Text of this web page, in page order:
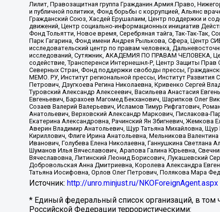
Лилит, Правозащитная группа Гражданин.Армия.Право,
и публичной политики, Фонд борьбы с коррупцией, Альянс
Гражданский Союз, Хасдей Ерушалаим, Центр поддержки и
движений, Центр социально-информационных инициатив
Фонд Тольятти, Новое время, Серебряная тайга, Так-Так-Так,
Парк Гагарина, Фонд имени Андрея Рылькова, Сфера, Центр
исследовательский центр по правам человека,
исследований, Сутяжник, АКАДЕМИЯ ПО ПРАВАМ ЧЕЛОВЕКА,
содействие, Трансперенси Интернешнл-Р, Центр Защиты
Северных Стран, Фонд поддержки свободы прессы,
МЕМО. РУ, Институт региональной прессы, Институт
Петрович, Дзугкоева Регина Николаевна, Кривенко Сергей
Туровский Александр Алексеевич, Васильева Анастасия
Евгеньевич, Барахоев Магомед Бекханович, Шарипков Олег
Созаев Валерий Валерьевич, Исламов Тимур Рифгатович,
Анатольевич, Верховский Александр Маркович, Пислакова-
Екатерина Александровна, Рачинский Ян Збигневич, Жемкова
Аверин Владимир Анатольевич, Щур Татьяна Михайловна,
Кириллович, Флиге Ирина Анатольевна, Мельникова
Иванович, Голубева Елена Николаевна, Ганнушкина Светлана
Шуманов Илья Вячеславович, Арапова Галина Юрьевна,
Вячеславовна, Литинский Леонид Борисович, Лукашевский
Добровольская Анна Дмитриевна, Королева Александра
Татьяна Иосифовна, Орлов Олег Петрович, Полякова Мара
Источник: http://unro.minjust.ru/NKOForeignAgent.aspx
* Единый федеральный список организаций, в том
Российской Федерации террористическими: